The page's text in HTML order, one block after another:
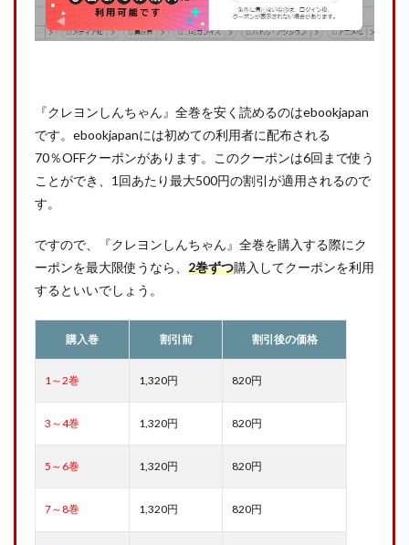
『クレヨンしんちゃん』全巻を安く読めるのはebookjapan
です。ebookjapanには初めての利用者に配布される
70％OFFクーポンがあります。このクーポンは6回まで使う
ことができ、1回あたり最大500円の割引が適用されるので
す。
ですので、『クレヨンしんちゃん』全巻を購入する際にク
ーポンを最大限使うなら、 2巻ずつ購入してクーポンを利用
するといいでしょう。
購入巻 割引前 割引後の価格
1～2巻 1,320円 820円
3～4巻 1,320円 820円
5～6巻 1,320円 820円
7～8巻 1,320円 820円